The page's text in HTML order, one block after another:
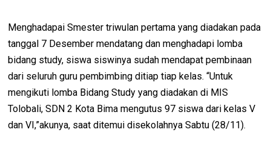
Menghadapai Smester triwulan pertama yang diadakan pada
tanggal 7 Desember mendatang dan menghadapi lomba
bidang study, siswa siswinya sudah mendapat pembinaan
dari seluruh guru pembimbing ditiap tiap kelas. “Untuk
mengikuti lomba Bidang Study yang diadakan di MIS
Tolobali, SDN 2 Kota Bima mengutus 97 siswa dari kelas V
dan VI,”akunya, saat ditemui disekolahnya Sabtu (28/11).